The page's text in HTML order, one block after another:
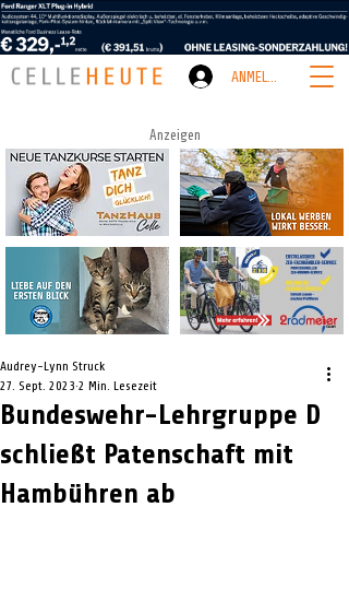
ANMELDEN
Anzeigen
Bundeswehr-Lehrgruppe D
schließt Patenschaft mit
Hambühren ab
Audrey-Lynn Struck
27. Sept. 2023 2 Min. Lesezeit